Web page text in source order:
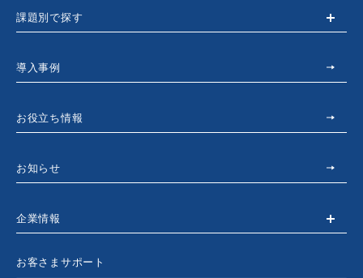
課題別で探す
導入事例
お役立ち情報
お知らせ
企業情報
お客さまサポート